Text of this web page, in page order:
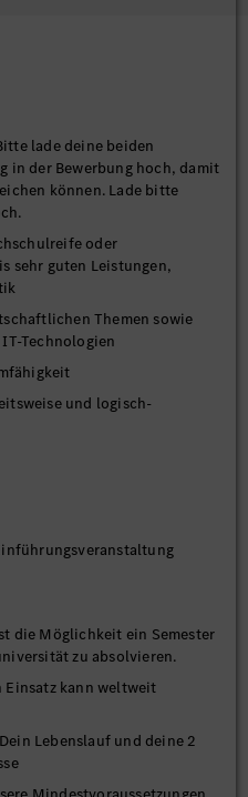
lade deine beiden
in der Bewerbung hoch, damit
können. Lade bitte
oder
sehr guten Leistungen,
Themen sowie
Technologien
und logisch-
die Möglichkeit ein Semester
zu absolvieren.
kann weltweit
Lebenslauf und deine 2